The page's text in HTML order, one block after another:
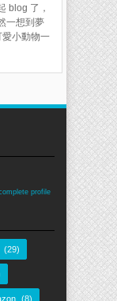
blog 了，
一想到夢
小動物一
profile
(29)
(8)